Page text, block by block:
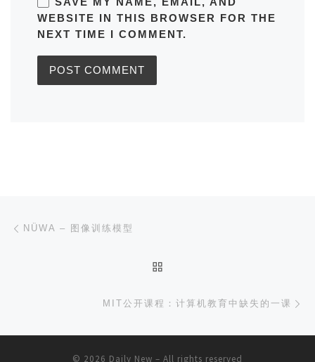
WEBSITE IN THIS BROWSER FOR THE
NEXT TIME I COMMENT.
Post navigation
NÜWA – 图像训练模型
MIT公开课程：计算机教育中缺失的一课
© 2026 Daily New – All rights reserved